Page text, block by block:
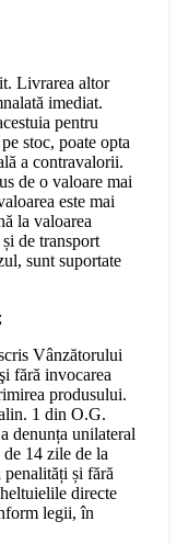
Livrarea altor
imediat.
pentru
stoc, poate opta
a contravalorii.
de o valoare mai
este mai
la valoarea
de transport
sunt suportate
Vânzătorului
fără invocarea
produsului.
1 din O.G.
denunța unilateral
14 zile de la
și fără
directe
legii, în